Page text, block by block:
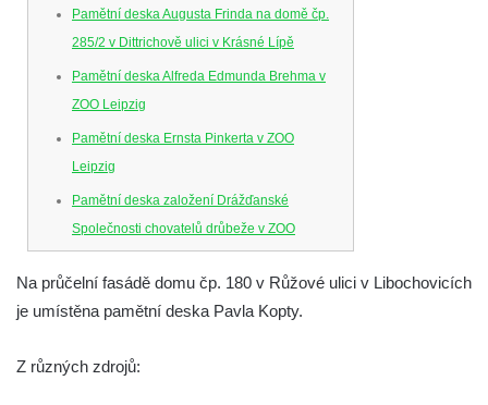
Pamětní deska Augusta Frinda na domě čp.
285/2 v Dittrichově ulici v Krásné Lípě
Pamětní deska Alfreda Edmunda Brehma v
ZOO Leipzig
Pamětní deska Ernsta Pinkerta v ZOO
Leipzig
Pamětní deska založení Drážďanské
Společnosti chovatelů drůbeže v ZOO
Dresden
Pamětní deska Josefa Hory na jeho rodném
domě v Dobříni
hradě Hasištejn
Na průčelní fasádě domu čp. 180 v Růžové ulici v Libochovicích
je umístěna pamětní deska Pavla Kopty.
Z různých zdrojů: